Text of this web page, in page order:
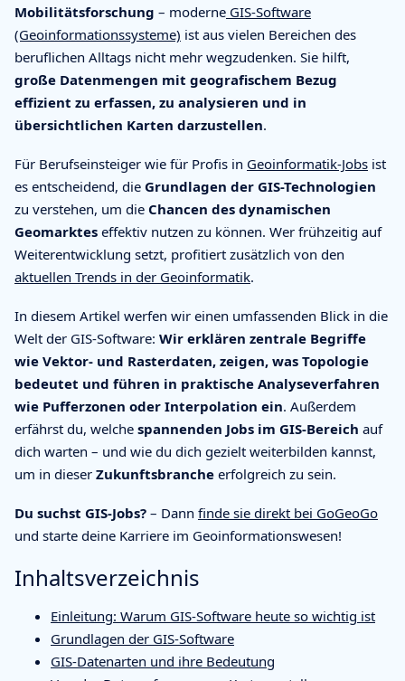
Mobilitätsforschung – moderne GIS-Software
(Geoinformationssysteme) ist aus vielen Bereichen des
beruflichen Alltags nicht mehr wegzudenken. Sie hilft,
große Datenmengen mit geografischem Bezug
effizient zu erfassen, zu analysieren und in
übersichtlichen Karten darzustellen.
Für Berufseinsteiger wie für Profis in Geoinformatik-Jobs ist
es entscheidend, die Grundlagen der GIS-Technologien
zu verstehen, um die Chancen des dynamischen
Geomarktes effektiv nutzen zu können. Wer frühzeitig auf
Weiterentwicklung setzt, profitiert zusätzlich von den
aktuellen Trends in der Geoinformatik.
In diesem Artikel werfen wir einen umfassenden Blick in die
Welt der GIS-Software: Wir erklären zentrale Begriffe
wie Vektor- und Rasterdaten, zeigen, was Topologie
bedeutet und führen in praktische Analyseverfahren
wie Pufferzonen oder Interpolation ein. Außerdem
erfährst du, welche spannenden Jobs im GIS-Bereich auf
dich warten – und wie du dich gezielt weiterbilden kannst,
um in dieser Zukunftsbranche erfolgreich zu sein.
Du suchst GIS-Jobs? – Dann finde sie direkt bei GoGeoGo
und starte deine Karriere im Geoinformationswesen!
Inhaltsverzeichnis
Einleitung: Warum GIS-Software heute so wichtig ist
Grundlagen der GIS-Software
GIS-Datenarten und ihre Bedeutung